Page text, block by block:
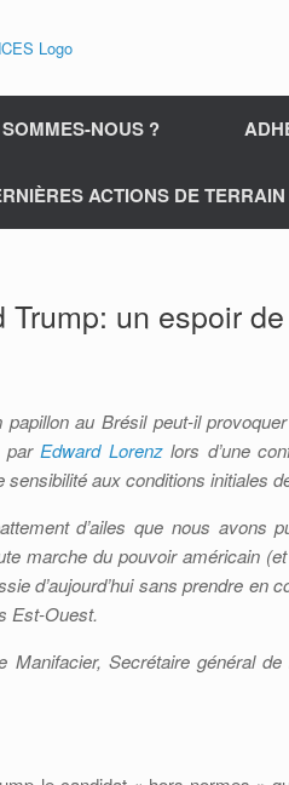
NOUS ?
ACTIONS DE TERRAIN
un espoir
papillon au Brésil peut-il
par Edward Lorenzlors d’une
sensibilité aux conditions initiales
d’ailes que nous avons
marche du pouvoir américain
d’aujourd’hui sans prendre en
Est-Ouest.
Manifacier, Secrétaire général